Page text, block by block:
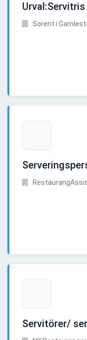
Urval:Servitris
Sorent i
Servitörer/